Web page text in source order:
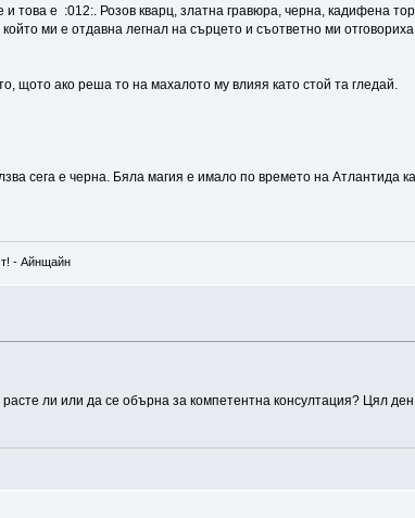
това е :012:. Розов кварц, златна гравюра, черна, кадифена
ми е отдавна легнал на сърцето и съответно ми
щото ако реша то на махалото му влияя като стой та гледай.
сега е черна. Бяла магия е имало по времето на Атлантида
- Айнщайн
ли или да се обърна за компетентна консултация? Цял